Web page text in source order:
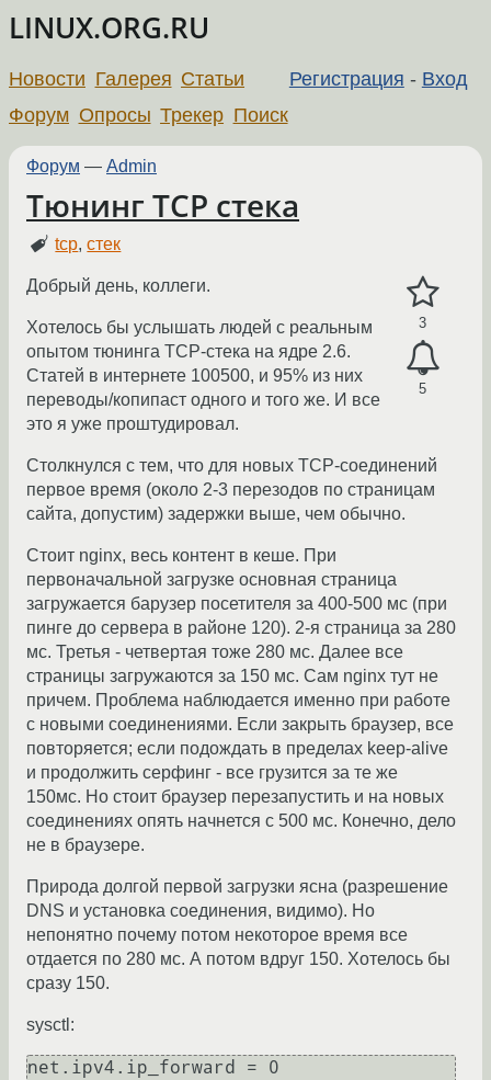
LINUX.ORG.RU
Регистрация - Вход
Новости Галерея Статьи
Форум Опросы Трекер Поиск
Форум — Admin
Тюнинг TCP стека
tcp,стек
3
5
Добрый день, коллеги.
Хотелось бы услышать людей с реальным
опытом тюнинга TCP-стека на ядре 2.6.
Статей в интернете 100500, и 95% из них
переводы/копипаст одного и того же. И все
это я уже проштудировал.
Столкнулся с тем, что для новых TCP-соединений
первое время (около 2-3 перезодов по страницам
сайта, допустим) задержки выше, чем обычно.
Стоит nginx, весь контент в кеше. При
первоначальной загрузке основная страница
загружается барузер посетителя за 400-500 мс (при
пинге до сервера в районе 120). 2-я страница за 280
мс. Третья - четвертая тоже 280 мс. Далее все
страницы загружаются за 150 мс. Сам nginx тут не
причем. Проблема наблюдается именно при работе
с новыми соединениями. Если закрыть браузер, все
повторяется; если подождать в пределах keep-alive
и продолжить серфинг - все грузится за те же
150мс. Но стоит браузер перезапустить и на новых
соединениях опять начнется с 500 мс. Конечно, дело
не в браузере.
Природа долгой первой загрузки ясна (разрешение
DNS и установка соединения, видимо). Но
непонятно почему потом некоторое время все
отдается по 280 мс. А потом вдруг 150. Хотелось бы
сразу 150.
sysctl:
net.ipv4.ip_forward = 0